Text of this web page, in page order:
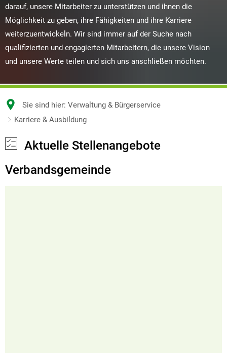
darauf, unsere Mitarbeiter zu unterstützen und ihnen die
Möglichkeit zu geben, ihre Fähigkeiten und ihre Karriere
weiterzuentwickeln. Wir sind immer auf der Suche nach
qualifizierten und engagierten Mitarbeitern, die unsere Vision
und unsere Werte teilen und sich uns anschließen möchten.
Sie sind hier: Verwaltung & Bürgerservice
Karriere & Ausbildung
Aktuelle Stellenangebote
Verbandsgemeinde